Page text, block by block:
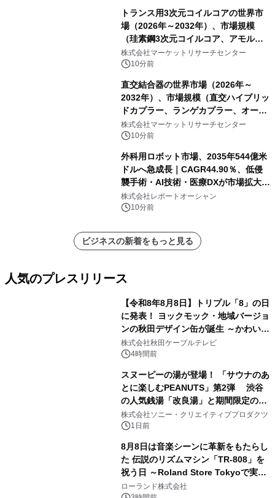
トランス用3次元コイルコアの世界市
場（2026年～2032年）、市場規模
（珪素鋼3次元コイルコア、アモルフ
ァス合金3次元コイルコア）・分析レ
ポートを発表
株式会社マーケットリサーチセンター
10分前
直交結合器の世界市場（2026年～
2032年）、市場規模（直交ハイブリッ
ドカプラー、ランゲカプラー、オーバ
ーレイカプラー、その他）・分析レポ
ートを発表
株式会社マーケットリサーチセンター
10分前
外科用ロボット市場、2035年544億米
ドルへ急成長｜CAGR44.90％、低侵
襲手術・AI技術・医療DXが市場拡大を
牽引
株式会社レポートオーシャン
10分前
ビジネスの新着をもっと見る
人気のプレスリリース
【令和8年8月8日】トリプル「8」の日
に発表！ ヨックモック・地域バージョ
ンの秋田デザイン缶が誕生 ～かわいい
秋田犬の子犬と秋田の四季と名所を巡
るパッケージ～ 9月1日(火)秋田県内で
株式会社秋田ケーブルテレビ
4時間前
スヌーピーの湯が登場！ 「サウナのあ
とに楽しむPEANUTS」第2弾 渋谷
の人気銭湯「改良湯」と期間限定のコ
ラボレーション サウナイキタイコラ
ボグッズも発売決定！
株式会社ソニー・クリエイティブプロダクツ
1日前
8月8日は音楽シーンに革新をもたらし
た 伝説のリズムマシン「TR-808」を
祝う日 ～Roland Store Tokyoで実機
を展示しての 記念キャンペーンを開
ローランド株式会社